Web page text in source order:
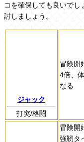
コを確保しても良いで
討しましょう。
ジャック
打突/格闘
冒険開
4倍、
なる
冒険開
強靭タ